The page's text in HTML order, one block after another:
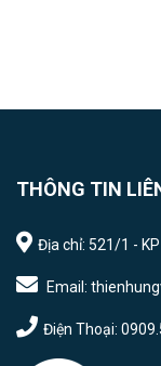
THÔNG TIN
Địa chỉ: 521/1 -
Email:
Điện Thoại: